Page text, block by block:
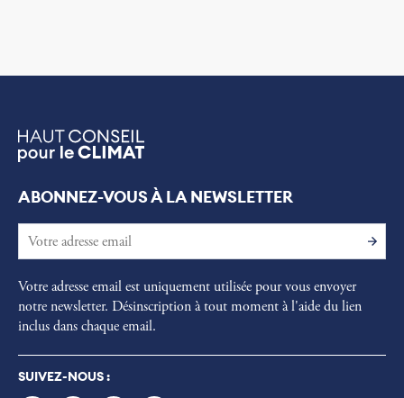
ABONNEZ-VOUS À LA NEWSLETTER
Votre adresse email est uniquement utilisée pour vous envoyer
notre newsletter. Désinscription à tout moment à l'aide du lien
inclus dans chaque email.
SUIVEZ-NOUS :